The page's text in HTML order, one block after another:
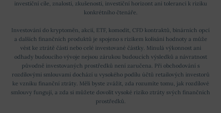
investiční cíle, znalosti, zkušenosti, investiční horizont ani toleranci k riziku
konkrétního čtenáře.
Investování do kryptoměn, akcií, ETF, komodit, CFD kontraktů, binárních opcí
a dalších finančních produktů je spojeno s rizikem kolísání hodnoty a může
vést ke ztrátě části nebo celé investované částky. Minulá výkonnost ani
odhady budoucího vývoje nejsou zárukou budoucích výsledků a návratnost
původně investovaných prostředků není zaručena. Při obchodování s
rozdílovými smlouvami dochází u vysokého podílu účtů retailových investorů
ke vzniku finanční ztráty. Měli byste zvážit, zda rozumíte tomu, jak rozdílové
smlouvy fungují, a zda si můžete dovolit vysoké riziko ztráty svých finančních
prostředků.